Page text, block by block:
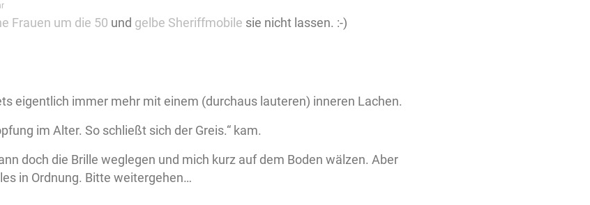
Frauen um die 50 und gelbe Sheriffmobile sie nicht lassen. :-)
eigentlich immer mehr mit einem (durchaus lauteren) inneren Lachen.
im Alter. So schließt sich der Greis.“ kam.
doch die Brille weglegen und mich kurz auf dem Boden wälzen. Aber
in Ordnung. Bitte weitergehen…